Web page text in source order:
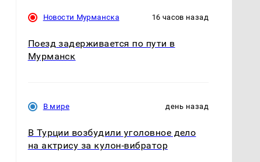
Новости Мурманска 16 часов назад
Поезд задерживается по пути в
Мурманск
В мире день назад
В Турции возбудили уголовное дело
на актрису за кулон-вибратор